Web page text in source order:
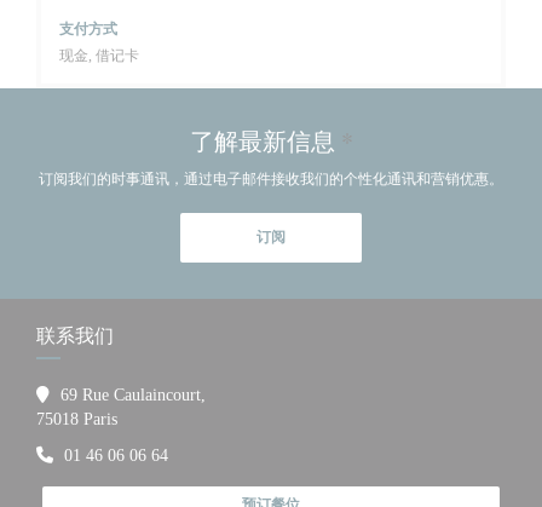
支付方式
现金, 借记卡
了解最新信息 *
订阅我们的时事通讯，通过电子邮件接收我们的个性化通讯和营销优惠。
订阅
联系我们
69 Rue Caulaincourt,
75018 Paris((在新窗口中打开))
01 46 06 06 64